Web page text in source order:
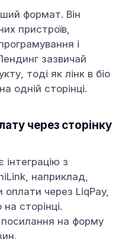
формат. Він
пристроїв,
і
зазвичай
тоді як лінк в біо
одній сторінці.
через сторінку
інтеграцію з
наприклад,
через LiqPay,
сторінці.
на форму